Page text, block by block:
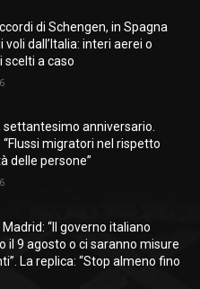
di Schengen, in Spagna
voli dall’Italia: interi aerei o
scelti a caso
settantesimo anniversario.
migratori nel rispetto
delle persone”
“Il governo italiano
il 9 agosto o ci saranno misure
La replica: “Stop almeno fino